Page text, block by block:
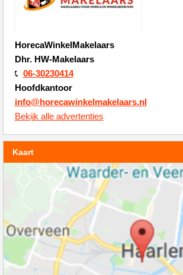
HorecaWinkelMakelaars
Dhr. HW-Makelaars
06-30230414
Hoofdkantoor
info@horecawinkelmakelaars.nl
Bekijk alle advertenties
Kaart